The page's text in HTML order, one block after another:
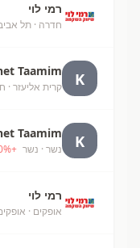
רמי לוי
חדרה · תל
K
Taamim
קרית אליעזר ·
K
Taamim
נשר · נשר +
%
רמי לוי
אופקים ·